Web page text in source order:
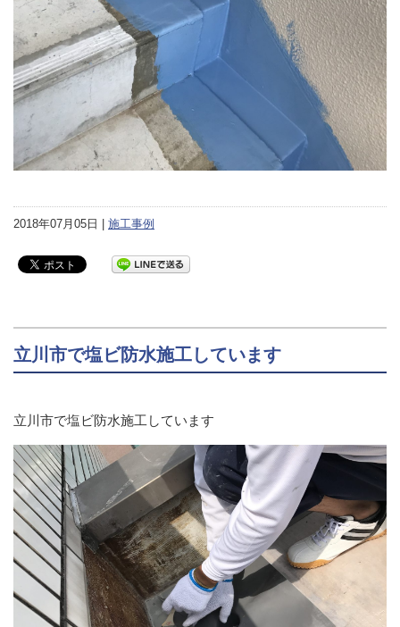
2018年07月05日 | 施工事例
立川市で塩ビ防水施工しています
立川市で塩ビ防水施工しています